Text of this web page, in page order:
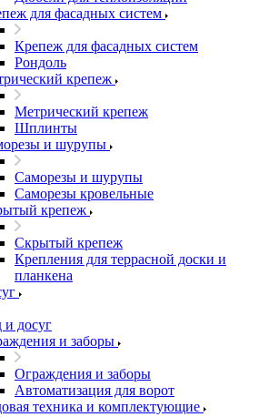
для фасадных систем
Крепеж для фасадных систем
Рондоль
крепеж
Метрический крепеж
Шплинты
и шурупы
Саморезы и шурупы
Саморезы кровельные
крепеж
Скрытый крепеж
Крепления для террасной доски и
планкена
и досуг
и заборы
Ограждения и заборы
Автоматизация для ворот
техника и комплектующие